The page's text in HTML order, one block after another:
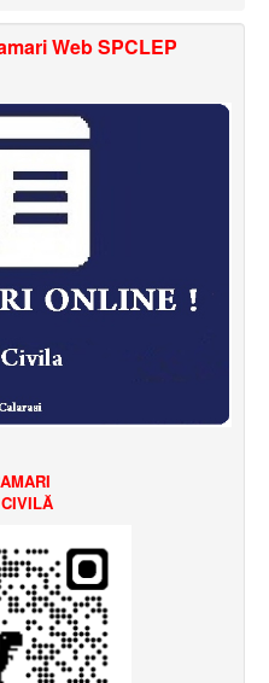
Web SPCLEP